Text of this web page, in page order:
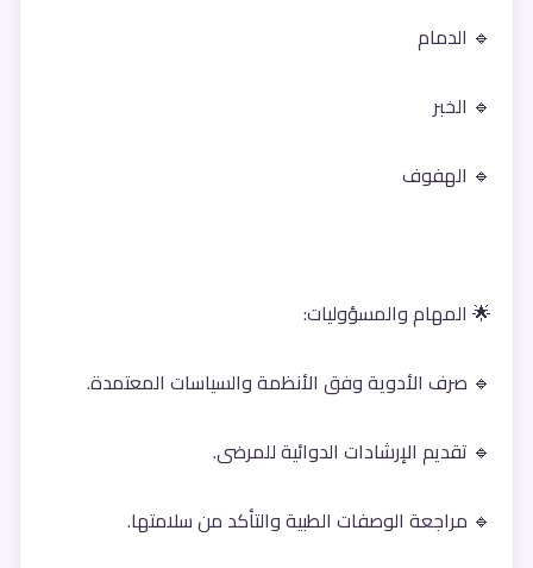
🔹 الدمام
🔹 الخبر
🔹 الهفوف
🌟 المهام والمسؤوليات:
🔹 صرف الأدوية وفق الأنظمة والسياسات المعتمدة.
🔹 تقديم الإرشادات الدوائية للمرضى.
🔹 مراجعة الوصفات الطبية والتأكد من سلامتها.